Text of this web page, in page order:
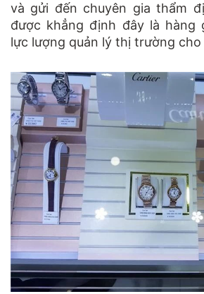
và gửi đến chuyên gia thẩm
được khẳng định đây là hàng
lực lượng quản lý thị trường cho